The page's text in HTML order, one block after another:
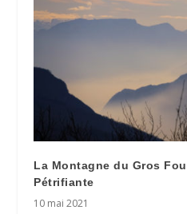
La Montagne du Gros
Pétrifiante
10 mai 2021